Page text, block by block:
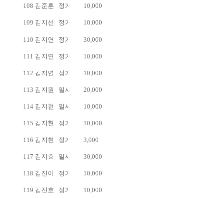
108 김준훈 정기 10,000
109 김지선 정기 10,000
110 김지연 정기 30,000
111 김지연 정기 10,000
112 김지연 정기 10,000
113 김지원 일시 20,000
114 김지현 일시 10,000
115 김지현 정기 10,000
116 김지현 정기 3,000
117 김지효 일시 30,000
118 김진이 정기 10,000
119 김진호 정기 10,000